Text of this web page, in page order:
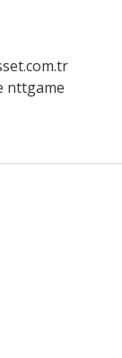
nttgame